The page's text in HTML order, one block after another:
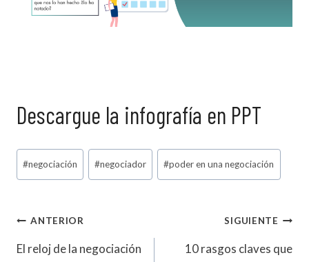
Descargue la infografía en PPT
Etiquetas
de
entrada:
#negociación #negociador #poder en una negociación
Navegación
ANTERIOR
El reloj de la negociación
SIGUIENTE
10 rasgos claves que